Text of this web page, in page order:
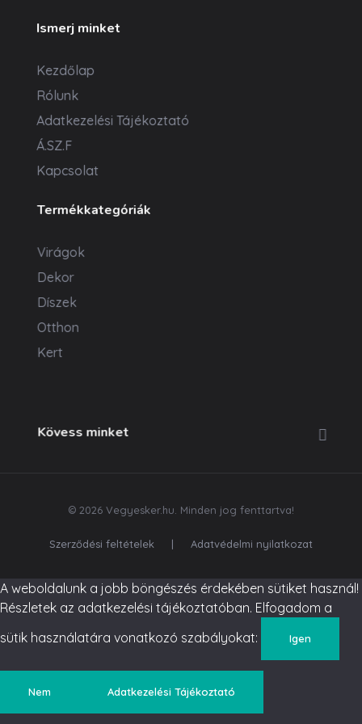
Ismerj minket
Kezdőlap
Rólunk
Adatkezelési Tájékoztató
Á.SZ.F
Kapcsolat
Termékkategóriák
Virágok
Dekor
Díszek
Otthon
Kert
Kövess minket
© 2026 Vegyesker.hu. Minden jog fenttartva!
Szerződési feltételek | Adatvédelmi nyilatkozat
A weboldalunk a jobb böngészés érdekében sütiket használ!
Részletek az adatkezelési tájékoztatóban. Elfogadom a
sütik használatára vonatkozó szabályokat:
Igen
Nem Adatkezelési Tájékoztató